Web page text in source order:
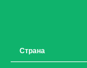
Страна